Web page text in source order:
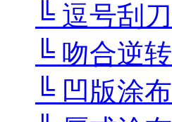
╚ 逗号刮
╚ 吻合逆
╚ 凹版涂